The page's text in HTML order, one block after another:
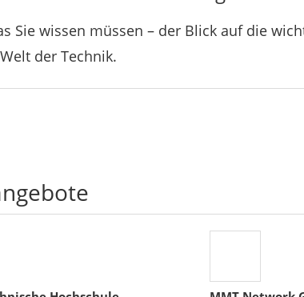
Sie wissen müssen – der Blick auf die
der Technik.